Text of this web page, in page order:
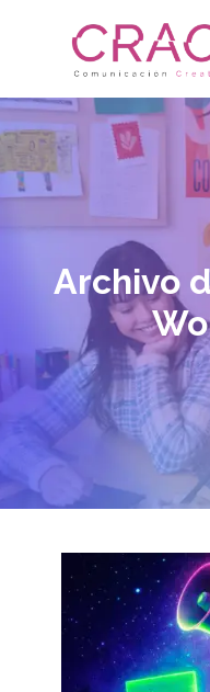
Archivo